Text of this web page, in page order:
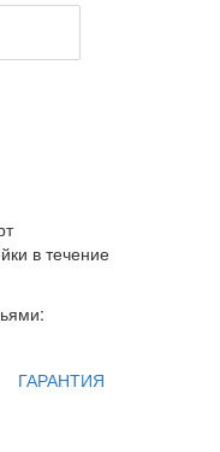
в течение
ГАРАНТИЯ